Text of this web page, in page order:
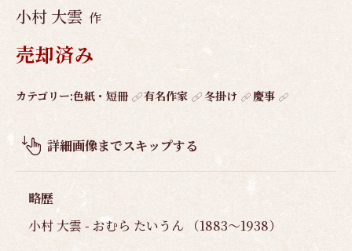
小村 大雲 作
売却済み
作
概
要
カテゴリー:色紙・短冊 有名作家 冬掛け 慶事
詳細画像までスキップする
略歴
小村 大雲 - おむら たいうん （1883～1938）